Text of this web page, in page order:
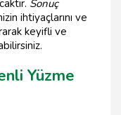
Sonuç
ihtiyaçlarını ve
keyifli ve
Yüzme